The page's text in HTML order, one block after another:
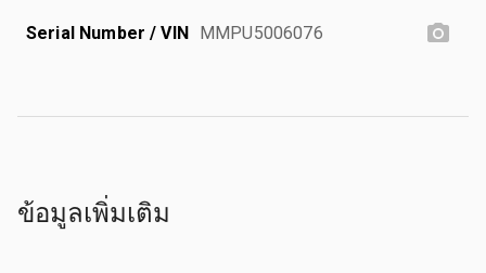
Serial Number / VIN MMPU5006076
ข้อมูลเพิ่มเติม